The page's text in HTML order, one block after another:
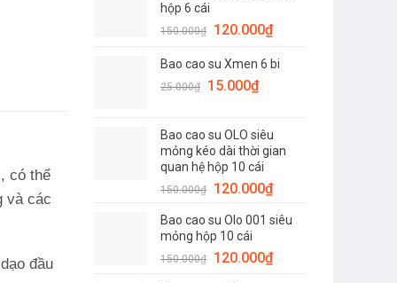
hộp 6 cái
150.000₫
Giá
là:
150.000₫.
120.000₫Giá
tại
Bao cao su Xmen 6 bi
25.000₫
Giá
25.000₫.
15.000₫Giá
là:
15.000₫.
Bao cao su OLO siêu
mỏng kéo dài thời gian
quan hệ hộp 10 cái
150.000₫
Giá
là:
150.000₫.
120.000₫Giá
tại
120.000₫.
Bao cao su Olo 001 siêu
mỏng hộp 10 cái
150.000₫
Giá
120.000₫Giá
có thể
và các
đầu